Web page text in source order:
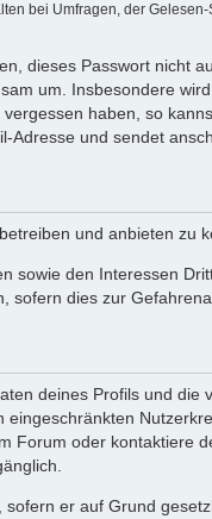
bei Umfragen, der
dieses Passwort nicht
um. Insbesondere
haben, so
Adresse und sendet
und anbieten zu
sowie den Interessen
sofern dies zur
deines Profils und die
Forum oder kontaktiere
er auf Grund